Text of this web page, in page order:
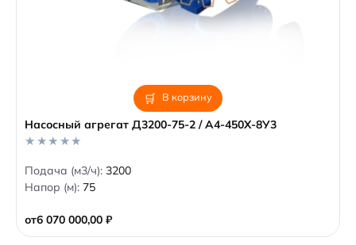
В корзину
Насосный агрегат Д3200-75-2 / А4-450Х-8У3
от6 070 000,00 ₽
0
o
u
f
5
Подача (м3/ч): 3200
Напор (м): 75